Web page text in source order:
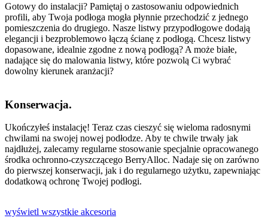
Gotowy do instalacji? Pamiętaj o zastosowaniu odpowiednich
profili, aby Twoja podłoga mogła płynnie przechodzić z jednego
pomieszczenia do drugiego. Nasze listwy przypodłogowe dodają
elegancji i bezproblemowo łączą ścianę z podłogą. Chcesz listwy
dopasowane, idealnie zgodne z nową podłogą? A może białe,
nadające się do malowania listwy, które pozwolą Ci wybrać
dowolny kierunek aranżacji?
Konserwacja.
Ukończyłeś instalację! Teraz czas cieszyć się wieloma radosnymi
chwilami na swojej nowej podłodze. Aby te chwile trwały jak
najdłużej, zalecamy regularne stosowanie specjalnie opracowanego
środka ochronno-czyszczącego BerryAlloc. Nadaje się on zarówno
do pierwszej konserwacji, jak i do regularnego użytku, zapewniając
dodatkową ochronę Twojej podłogi.
wyświetl wszystkie akcesoria